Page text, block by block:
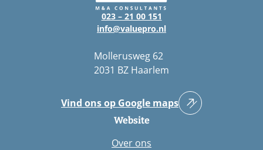
023 – 21 00 151
info@valuepro.nl
Mollerusweg 62
2031 BZ Haarlem
Vind ons op Google maps
Website
Over ons